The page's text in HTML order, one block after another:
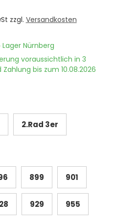
zzgl. Versandkosten
Nürnberg
voraussichtlich in 3
bis zum 10.08.2026
2.Rad 3er
899 901
929 955